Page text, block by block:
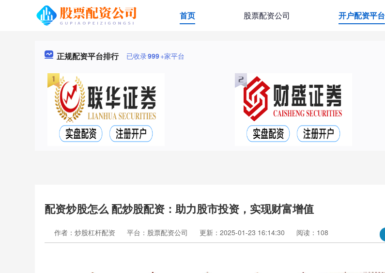
首页 股票配资公司 开户配资平台
正规配资平台排行 已收录999+家平台
配资炒股怎么 配炒股配资：助力股市投资，实现财富增值
作者：炒股杠杆配资 平台：股票配资公司 更新：2025-01-23 16:14:30 阅读：108